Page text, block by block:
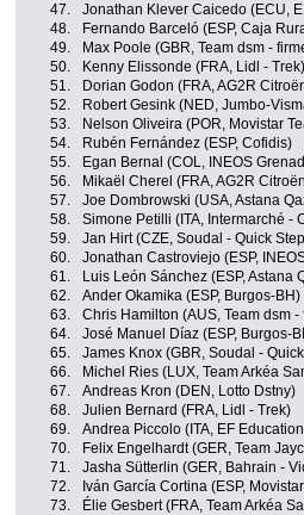
47.
Jonathan Klever Caicedo (ECU,
48.
Fernando Barceló (ESP, Caja
49.
Max Poole (GBR, Team dsm -
50.
Kenny Elissonde (FRA, Lidl - Trek)
51.
Dorian Godon (FRA, AG2R
52.
Robert Gesink (NED, Jumbo-
53.
Nelson Oliveira (POR, Movistar
54.
Rubén Fernández (ESP, Cofidis)
55.
Egan Bernal (COL, INEOS
56.
Mikaël Cherel (FRA, AG2R
57.
Joe Dombrowski (USA, Astana
58.
Simone Petilli (ITA, Intermarché -
59.
Jan Hirt (CZE, Soudal - Quick
60.
Jonathan Castroviejo (ESP,
61.
Luis León Sánchez (ESP, Astana
62.
Ander Okamika (ESP, Burgos-BH)
63.
Chris Hamilton (AUS, Team dsm -
64.
José Manuel Díaz (ESP, Burgos-
65.
James Knox (GBR, Soudal -
66.
Michel Ries (LUX, Team Arkéa
67.
Andreas Kron (DEN, Lotto Dstny)
68.
Julien Bernard (FRA, Lidl - Trek)
69.
Andrea Piccolo (ITA, EF
70.
Felix Engelhardt (GER, Team
71.
Jasha Sütterlin (GER, Bahrain -
72.
Iván García Cortina (ESP,
73.
Élie Gesbert (FRA, Team Arkéa